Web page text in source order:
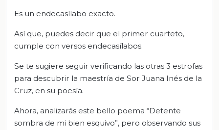
Es un endecasílabo exacto.
Así que, puedes decir que el primer cuarteto,
cumple con versos endecasílabos.
Se te sugiere seguir verificando las otras 3 estrofas
para descubrir la maestría de Sor Juana Inés de la
Cruz, en su poesía.
Ahora, analizarás este bello poema “Detente
sombra de mi bien esquivo”, pero observando sus